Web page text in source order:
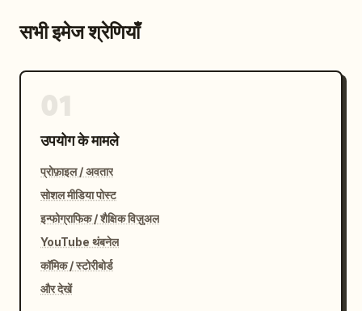
सभी इमेज श्रेणियाँ
उपयोग के मामले
प्रोफ़ाइल / अवतार
सोशल मीडिया पोस्ट
इन्फोग्राफिक / शैक्षिक विज़ुअल
YouTube थंबनेल
कॉमिक / स्टोरीबोर्ड
और देखें